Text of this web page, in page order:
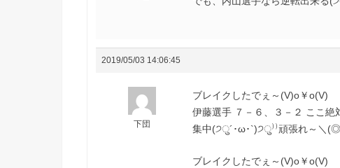
2019/05/03 14:06:45
下団
ブレイクしたでぇ～(V)o￥o(V)
伊藤選手 ７－６、３－２ ここ
集中(੭ु´･ω･`)੭ु⁾⁾頑張れ～＼
ブレイクしたでぇ～(V)o￥o(V)